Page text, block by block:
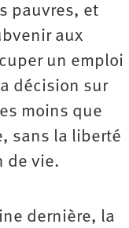
pauvres, et
aux
un emploi
décision sur
moins que
sans la liberté
de vie.
dernière, la